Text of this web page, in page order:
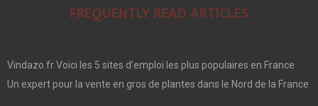
FREQUENTLY READ ARTICLES
Vindazo.fr Voici les 5 sites d’emploi les plus populaires en France
Un expert pour la vente en gros de plantes dans le Nord de la France